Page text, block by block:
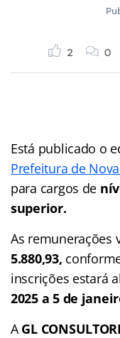
2 0
Está publicado o
Prefeitura de
para cargos de
superior.
As remunerações
5.880,93,
inscrições estará
2025 a 5 de
AGL